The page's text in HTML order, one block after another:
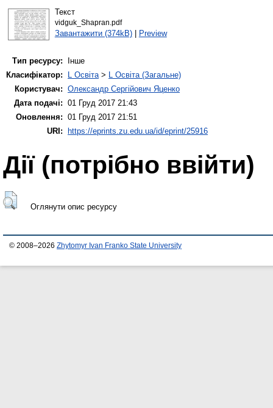
Текст
vidguk_Shapran.pdf
Завантажити (374kB)| Preview
Тип ресурсу:
Інше
Класифікатор:
L Освіта> L Освіта (Загальне)
Користувач: Олександр Сергійович Яценко
Дата подачі: 01 Груд 2017 21:43
Оновлення: 01 Груд 2017 21:51
URI:
https://eprints.zu.edu.ua/id/eprint/25916
Дії ​​(потрібно ввійти)
Оглянути опис ресурсу
© 2008–2026 Zhytomyr Ivan Franko State University